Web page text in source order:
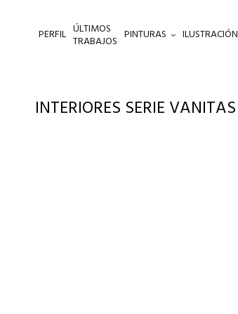
PERFIL ÚLTIMOS
TRABAJOS PINTURAS ILUSTRACIÓN
INTERIORES SERIE VANITAS